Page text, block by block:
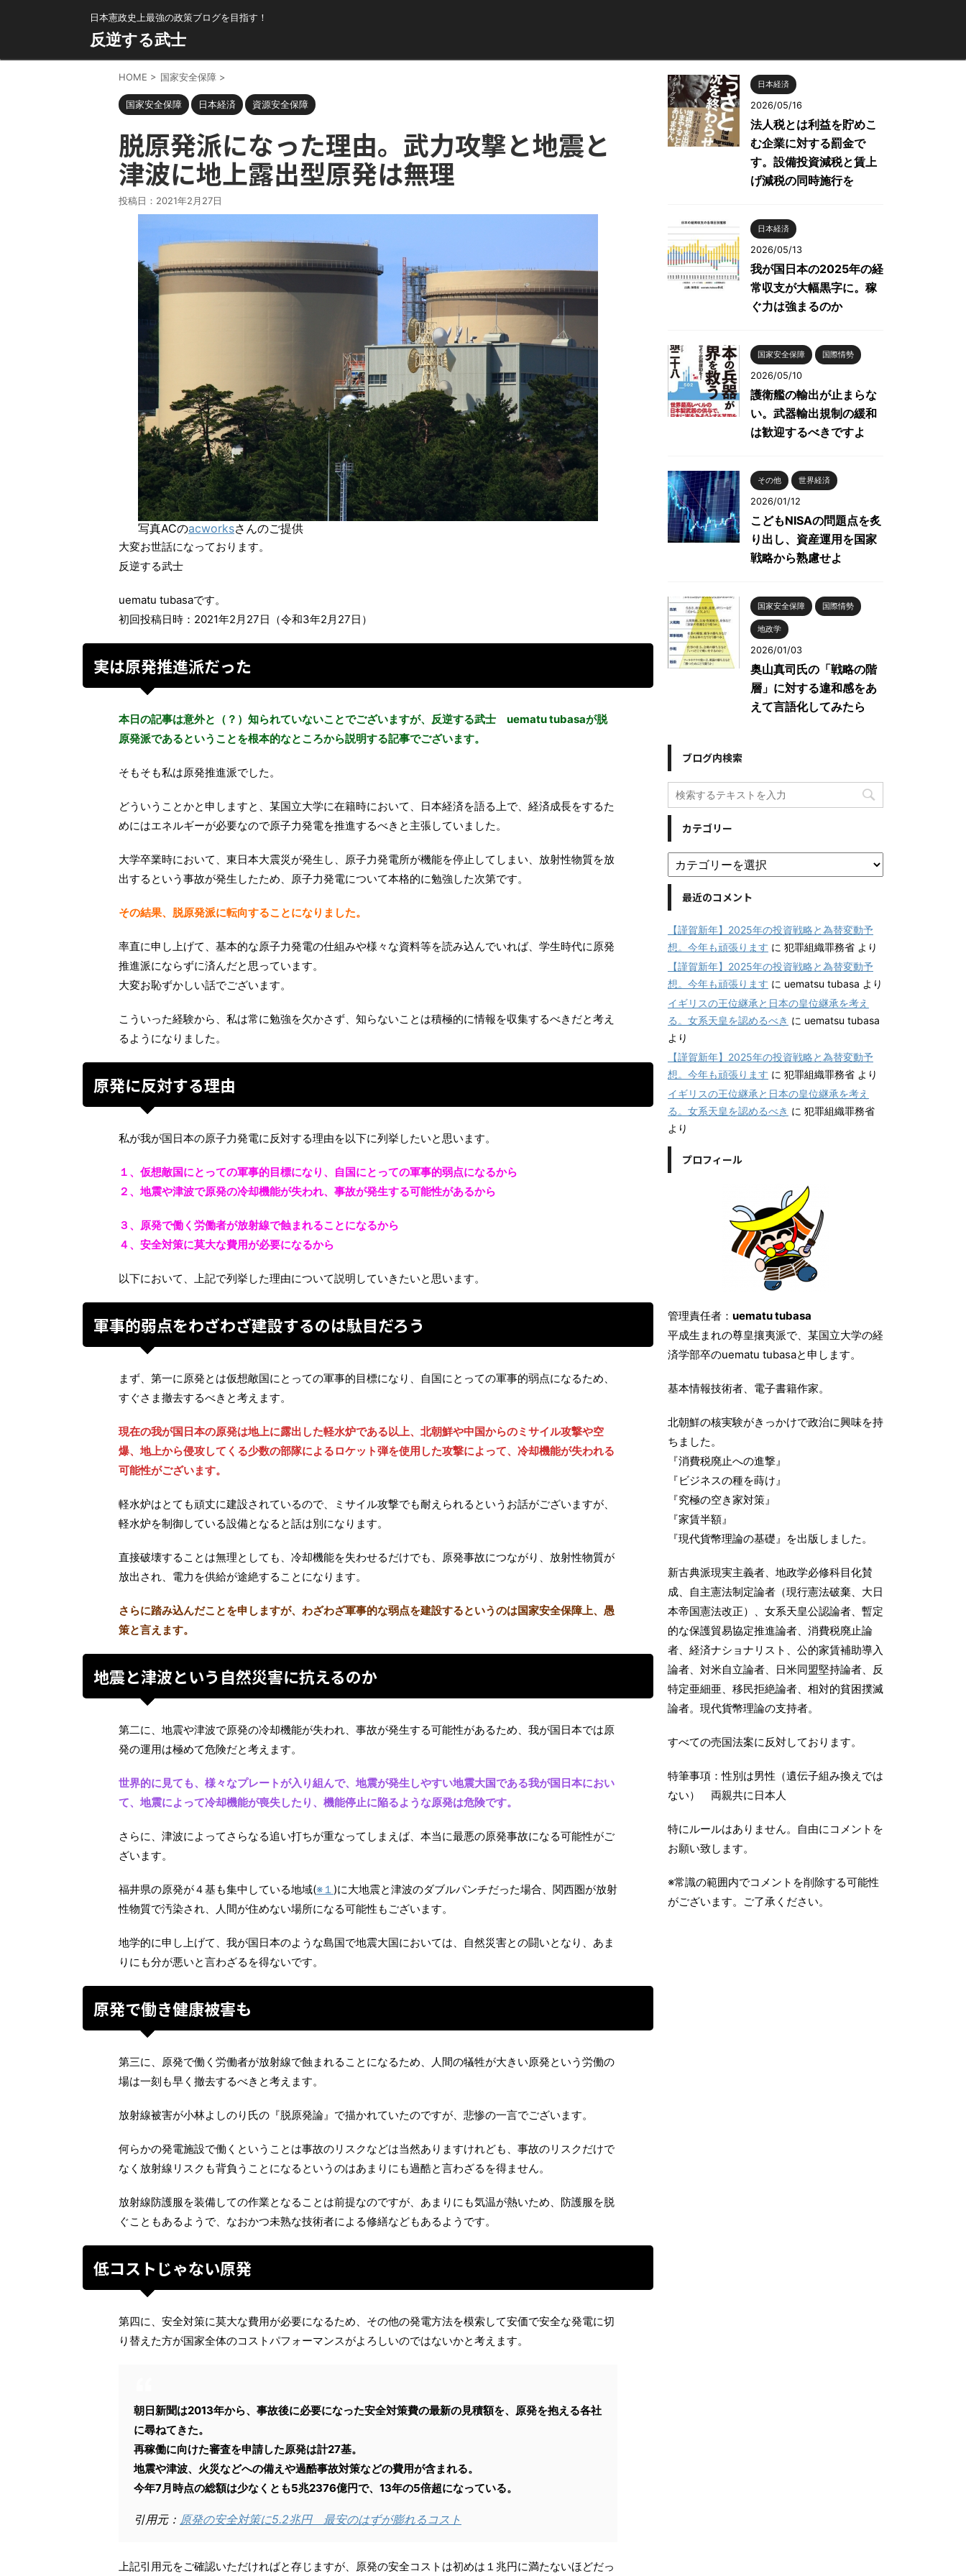
日本憲政史上最強の政策ブログを目指す！
反逆する武士
HOME > 国家安全保障 >
国家安全保障 日本経済 資源安全保障
脱原発派になった理由。武力攻撃と地震と
津波に地上露出型原発は無理
投稿日： 2021年2月27日
写真ACのacworksさんのご提供
大変お世話になっております。
反逆する武士
uematu tubasaです。
初回投稿日時：2021年2月27日（令和3年2月27日）
実は原発推進派だった
本日の記事は意外と（？）知られていないことでございますが、反逆する武士 uematu tubasaが脱
原発派であるということを根本的なところから説明する記事でございます。
そもそも私は原発推進派でした。
どういうことかと申しますと、某国立大学に在籍時において、日本経済を語る上で、経済成長をするた
めにはエネルギーが必要なので原子力発電を推進するべきと主張していました。
大学卒業時において、東日本大震災が発生し、原子力発電所が機能を停止してしまい、放射性物質を放
出するという事故が発生したため、原子力発電について本格的に勉強した次第です。
その結果、脱原発派に転向することになりました。
率直に申し上げて、基本的な原子力発電の仕組みや様々な資料等を読み込んでいれば、学生時代に原発
推進派にならずに済んだと思っています。
大変お恥ずかしい話でございます。
こういった経験から、私は常に勉強を欠かさず、知らないことは積極的に情報を収集するべきだと考え
るようになりました。
原発に反対する理由
私が我が国日本の原子力発電に反対する理由を以下に列挙したいと思います。
１、仮想敵国にとっての軍事的目標になり、自国にとっての軍事的弱点になるから
２、地震や津波で原発の冷却機能が失われ、事故が発生する可能性があるから
３、原発で働く労働者が放射線で蝕まれることになるから
４、安全対策に莫大な費用が必要になるから
以下において、上記で列挙した理由について説明していきたいと思います。
軍事的弱点をわざわざ建設するのは駄目だろう
まず、第一に原発とは仮想敵国にとっての軍事的目標になり、自国にとっての軍事的弱点になるため、
すぐさま撤去するべきと考えます。
現在の我が国日本の原発は地上に露出した軽水炉である以上、北朝鮮や中国からのミサイル攻撃や空
爆、地上から侵攻してくる少数の部隊によるロケット弾を使用した攻撃によって、冷却機能が失われる
可能性がございます。
軽水炉はとても頑丈に建設されているので、ミサイル攻撃でも耐えられるというお話がございますが、
軽水炉を制御している設備となると話は別になります。
直接破壊することは無理としても、冷却機能を失わせるだけでも、原発事故につながり、放射性物質が
放出され、電力を供給が途絶することになります。
さらに踏み込んだことを申しますが、わざわざ軍事的な弱点を建設するというのは国家安全保障上、愚
策と言えます。
地震と津波という自然災害に抗えるのか
第二に、地震や津波で原発の冷却機能が失われ、事故が発生する可能性があるため、我が国日本では原
発の運用は極めて危険だと考えます。
世界的に見ても、様々なプレートが入り組んで、地震が発生しやすい地震大国である我が国日本におい
て、地震によって冷却機能が喪失したり、機能停止に陥るような原発は危険です。
さらに、津波によってさらなる追い打ちが重なってしまえば、本当に最悪の原発事故になる可能性がご
ざいます。
福井県の原発が４基も集中している地域(※１ )に大地震と津波のダブルパンチだった場合、関西圏が放射
性物質で汚染され、人間が住めない場所になる可能性もございます。
地学的に申し上げて、我が国日本のような島国で地震大国においては、自然災害との闘いとなり、あま
りにも分が悪いと言わざるを得ないです。
原発で働き健康被害も
第三に、原発で働く労働者が放射線で蝕まれることになるため、人間の犠牲が大きい原発という労働の
場は一刻も早く撤去するべきと考えます。
放射線被害が小林よしのり氏の『脱原発論』で描かれていたのですが、悲惨の一言でございます。
何らかの発電施設で働くということは事故のリスクなどは当然ありますけれども、事故のリスクだけで
なく放射線リスクも背負うことになるというのはあまりにも過酷と言わざるを得ません。
放射線防護服を装備しての作業となることは前提なのですが、あまりにも気温が熱いため、防護服を脱
ぐこともあるようで、なおかつ未熟な技術者による修繕などもあるようです。
低コストじゃない原発
第四に、安全対策に莫大な費用が必要になるため、その他の発電方法を模索して安価で安全な発電に切
り替えた方が国家全体のコストパフォーマンスがよろしいのではないかと考えます。
朝日新聞は2013年から、事故後に必要になった安全対策費の最新の見積額を、原発を抱える各社
に尋ねてきた。
再稼働に向けた審査を申請した原発は計27基。
地震や津波、火災などへの備えや過酷事故対策などの費用が含まれる。
今年7月時点の総額は少なくとも5兆2376億円で、13年の5倍超になっている。
引用元： 原発の安全対策に5.2兆円 最安のはずが膨れるコスト
上記引用元をご確認いただければと存じますが、原発の安全コストは初めは１兆円に満たないほどだっ
日本経済
2026/05/16
法人税とは利益を貯めこ
む企業に対する罰金で
す。設備投資減税と賃上
げ減税の同時施行を
日本経済
2026/05/13
我が国日本の2025年の経
常収支が大幅黒字に。稼
ぐ力は強まるのか
国家安全保障 国際情勢
2026/05/10
護衛艦の輸出が止まらな
い。武器輸出規制の緩和
は歓迎するべきですよ
その他 世界経済
2026/01/12
こどもNISAの問題点を炙
り出し、資産運用を国家
戦略から熟慮せよ
国家安全保障 国際情勢
地政学
2026/01/03
奥山真司氏の「戦略の階
層」に対する違和感をあ
えて言語化してみたら
ブログ内検索
カテゴリー
最近のコメント
【謹賀新年】2025年の投資戦略と為替変動予
想。今年も頑張ります に 犯罪組織罪務省 より
【謹賀新年】2025年の投資戦略と為替変動予
想。今年も頑張ります に uematsu tubasa より
イギリスの王位継承と日本の皇位継承を考え
る。女系天皇を認めるべき に uematsu tubasa
より
【謹賀新年】2025年の投資戦略と為替変動予
想。今年も頑張ります に 犯罪組織罪務省 より
イギリスの王位継承と日本の皇位継承を考え
る。女系天皇を認めるべき に 犯罪組織罪務省
より
プロフィール
管理責任者： uematu tubasa
平成生まれの尊皇攘夷派で、某国立大学の経
済学部卒のuematu tubasaと申します。
基本情報技術者、電子書籍作家。
北朝鮮の核実験がきっかけで政治に興味を持
ちました。
『消費税廃止への進撃』
『ビジネスの種を蒔け』
『究極の空き家対策』
『家賃半額』
『現代貨幣理論の基礎』を出版しました。
新古典派現実主義者、地政学必修科目化賛
成、自主憲法制定論者（現行憲法破棄、大日
本帝国憲法改正）、女系天皇公認論者、暫定
的な保護貿易協定推進論者、消費税廃止論
者、経済ナショナリスト、公的家賃補助導入
論者、対米自立論者、日米同盟堅持論者、反
特定亜細亜、移民拒絶論者、相対的貧困撲滅
論者。現代貨幣理論の支持者。
すべての売国法案に反対しております。
特筆事項：性別は男性（遺伝子組み換えでは
ない） 両親共に日本人
特にルールはありません。自由にコメントを
お願い致します。
※常識の範囲内でコメントを削除する可能性
がございます。ご了承ください。